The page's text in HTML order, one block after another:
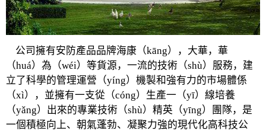
公司擁有安防產品品牌海康（kāng），大華，華
（huá）為（wéi）等貨源，一流的技術（shù）服務，建
立了科學的管理運營（yíng）機製和強有力的市場體係
（xì），並擁有一支從（cóng）生產一（yī）線培養
（yǎng）出來的專業技術（shù）精英（yīng）團隊，是
一個積極向上、朝氣蓬勃、凝聚力強的現代化高科技公